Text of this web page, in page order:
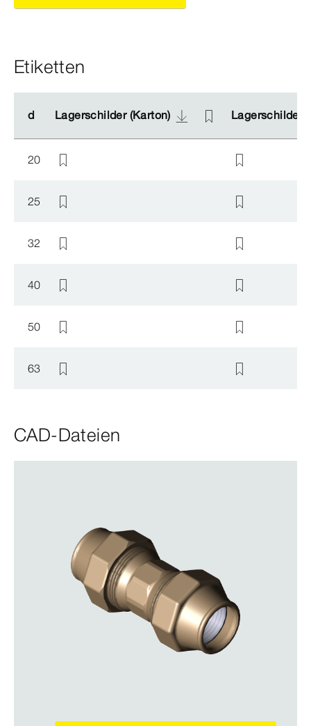
Etiketten
d Lagerschilder (Karton) Lagerschilder
d Lagerschilder (Karton) Lagerschilder
20
25
32
40
50
63
CAD-Dateien